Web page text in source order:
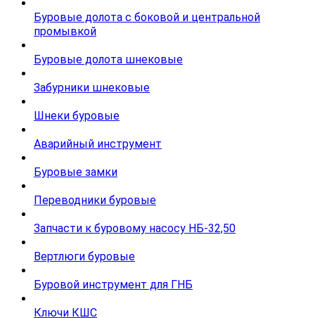
Буровые долота с бoковой и центральной
промывкой
Буровые долота шнековые
Забурники шнековые
Шнеки буровые
Аварийный инструмент
Буровые замки
Переводники буровые
Запчасти к буровому насосу НБ-32,50
Вертлюги буровые
Буровой инструмент для ГНБ
Ключи КШС